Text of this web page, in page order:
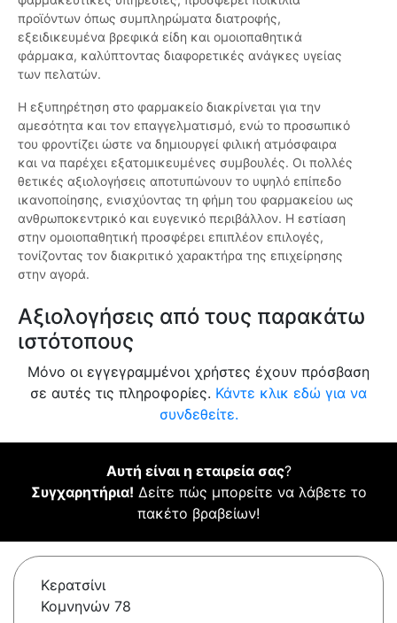
προϊόντων όπως συμπληρώματα διατροφής,
εξειδικευμένα βρεφικά είδη και ομοιοπαθητικά
φάρμακα, καλύπτοντας διαφορετικές ανάγκες υγείας
των πελατών.
Η εξυπηρέτηση στο φαρμακείο διακρίνεται για την
αμεσότητα και τον επαγγελματισμό, ενώ το προσωπικό
του φροντίζει ώστε να δημιουργεί φιλική ατμόσφαιρα
και να παρέχει εξατομικευμένες συμβουλές. Οι πολλές
θετικές αξιολογήσεις αποτυπώνουν το υψηλό επίπεδο
ικανοποίησης, ενισχύοντας τη φήμη του φαρμακείου ως
ανθρωποκεντρικό και ευγενικό περιβάλλον. Η εστίαση
στην ομοιοπαθητική προσφέρει επιπλέον επιλογές,
τονίζοντας τον διακριτικό χαρακτήρα της επιχείρησης
στην αγορά.
Αξιολογήσεις από τους παρακάτω
ιστότοπους
Μόνο οι εγγεγραμμένοι χρήστες έχουν πρόσβαση
σε αυτές τις πληροφορίες. Κάντε κλικ εδώ για να
συνδεθείτε.
Αυτή είναι η εταιρεία σας?
Συγχαρητήρια! Δείτε πώς μπορείτε να λάβετε το
πακέτο βραβείων!
Κερατσίνι
Κομνηνών 78